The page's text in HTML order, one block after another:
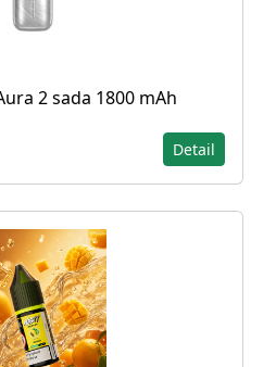
2 sada 1800 mAh
Detail